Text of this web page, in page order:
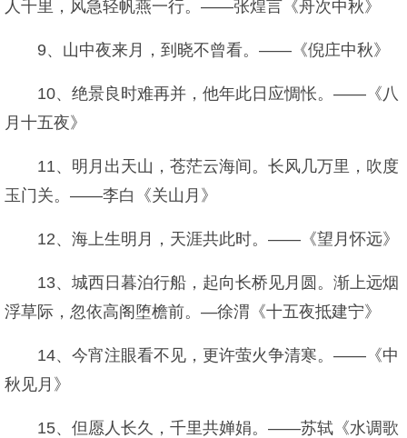
人千里，风急轻帆燕一行。——张煌言《舟次中秋》
9、山中夜来月，到晓不曾看。——《倪庄中秋》
10、绝景良时难再并，他年此日应惆怅。——《八
月十五夜》
11、明月出天山，苍茫云海间。长风几万里，吹度
玉门关。——李白《关山月》
12、海上生明月，天涯共此时。——《望月怀远》
13、城西日暮泊行船，起向长桥见月圆。渐上远烟
浮草际，忽依高阁堕檐前。—徐渭《十五夜抵建宁》
14、今宵注眼看不见，更许萤火争清寒。——《中
秋见月》
15、但愿人长久，千里共婵娟。——苏轼《水调歌